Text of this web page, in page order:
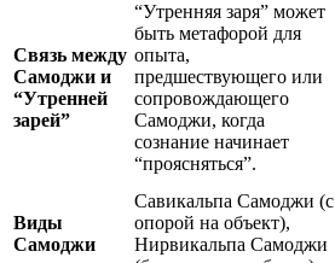
Связь между
Самоджи и
“Утренней
зарей”
“Утренняя заря” может
быть метафорой для
опыта,
предшествующего или
сопровождающего
Самоджи, когда
сознание начинает
“проясняться”.
Виды
Самоджи
Савикальпа Самоджи (с
опорой на объект),
Нирвикальпа Самоджи